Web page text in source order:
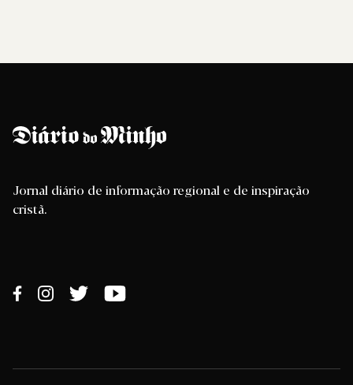
Jornal diário de informação regional e de inspiração
cristã.